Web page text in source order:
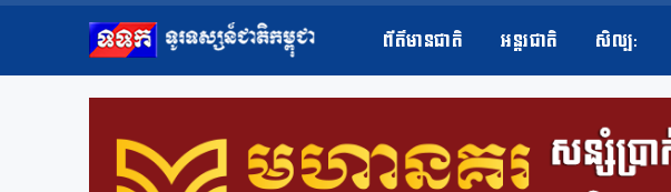
ព័ត៌មានជាតិ អន្តរជាតិ សិល្ប​: